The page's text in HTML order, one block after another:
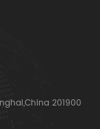
201900